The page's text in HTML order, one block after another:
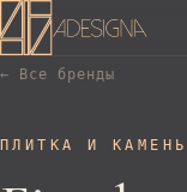
← Все бренды
ПЛИТКА И КАМЕНЬ